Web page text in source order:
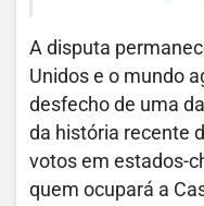
A disputa
Unidos e o mundo
desfecho de uma
da história recente
votos em estados-
quem ocupará a